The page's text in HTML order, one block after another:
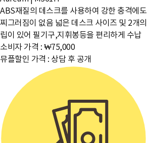
ABS재질의 데스크를 사용하여 강한 충격에도
찌그러짐이 없음 넓은 데스크 사이즈 및 2개의
립이 있어 필기구,지휘봉등을 편리하게 수납
소비자 가격 : ₩75,000
뮤플할인 가격 : 상담 후 공개